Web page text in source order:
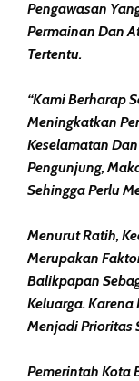
Pengawasan
Permainan Dan
Tertentu.
“Kami Berharap
Meningkatkan
Keselamatan
Pengunjung,
Sehingga Perlu
Menurut Ratih,
Merupakan
Balikpapan
Keluarga.
Menjadi Prioritas
Pemerintah Kota